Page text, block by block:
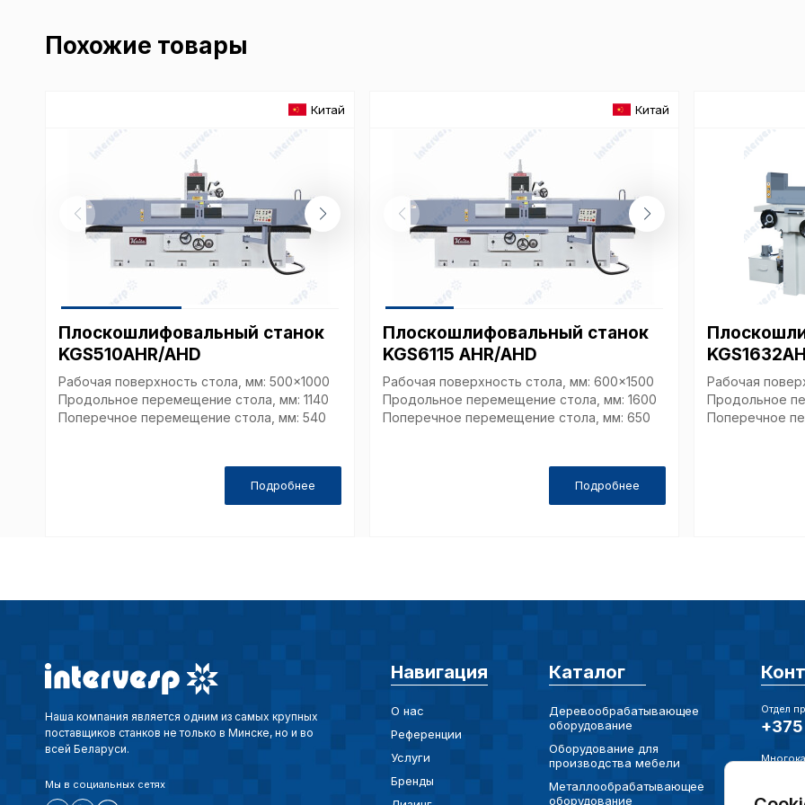
Похожие товары
Китай
Плоскошлифовальный станок
KGS510AHR/AHD
Рабочая поверхность стола, мм: 500x1000
Продольное перемещение стола, мм: 1140
Поперечное перемещение стола, мм: 540
Подробнее
Китай
Плоскошлифовальный станок
KGS6115 AHR/AHD
Рабочая поверхность стола, мм: 600x1500
Продольное перемещение стола, мм: 1600
Поперечное перемещение стола, мм: 650
Подробнее
Рабочая
Продольное
Поперечное
Наша компания является одним из самых крупных
поставщиков станков не только в Минске, но и во
всей Беларуси.
Мы в социальных сетях
Навигация
О нас
Референции
Услуги
Бренды
Каталог
Деревообрабатывающее
оборудование
Оборудование для
производства мебели
Металлообрабатывающее
оборудование
Отдел
страницы
Сохранить